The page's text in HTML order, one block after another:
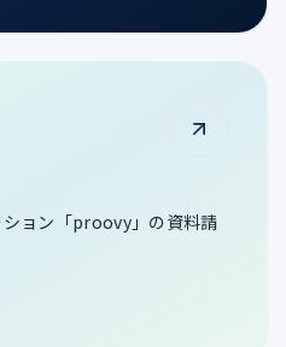
ョン「proovy」の資料請